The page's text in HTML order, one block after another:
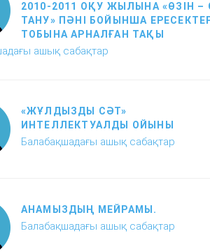
2010-2011 ОҚУ ЖЫЛЫНА «ӨЗІН –
ТАНУ» ПӘНІ БОЙЫНША
ТОБЫНА АРНАЛҒАН ТАҚЫ
ашық сабақтар
«ЖҰЛДЫЗДЫ СӘТ»
ИНТЕЛЛЕКТУАЛДЫ ОЙЫНЫ
Балабақшадағы ашық сабақтар
АНАМЫЗДЫҢ МЕЙРАМЫ.
Балабақшадағы ашық сабақтар